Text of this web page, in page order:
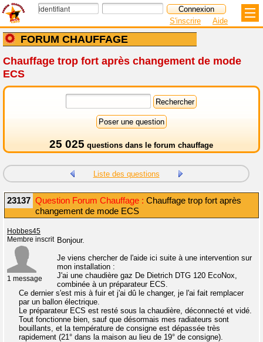
FORUM CHAUFFAGE
S'inscrire Aide
Chauffage trop fort après changement de mode
ECS
25 025 questions dans le forum chauffage
Liste des questions
23137 Question Forum Chauffage : Chauffage trop fort après
changement de mode ECS
Hobbes45
Membre inscrit
1 message
Bonjour.
Je viens chercher de l'aide ici suite à une intervention sur
mon installation :
J'ai une chaudière gaz De Dietrich DTG 120 EcoNox,
combinée à un préparateur ECS.
Ce dernier s'est mis à fuir et j'ai dû le changer, je l'ai fait remplacer
par un ballon électrique.
Le préparateur ECS est resté sous la chaudière, déconnecté et vidé.
Tout fonctionne bien, sauf que désormais mes radiateurs sont
bouillants, et la température de consigne est dépassée très
rapidement (21° dans la maison au lieu de 19° de consigne).